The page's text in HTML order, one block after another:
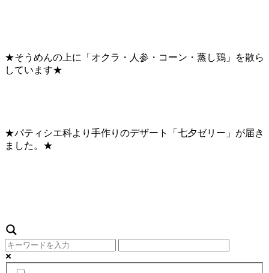
★そうめんの上に「オクラ・人参・コーン・蒸し鶏」を散ら
しています★
★パティシエ科より手作りのデザート「七夕ゼリー」が届き
ました。★